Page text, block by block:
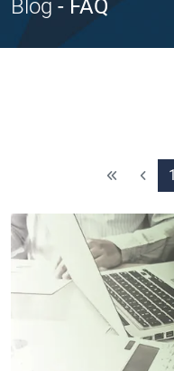
Blog - FAQ
1